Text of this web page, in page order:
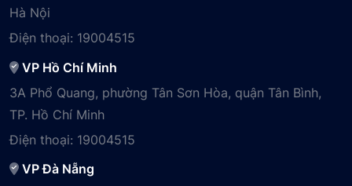
Hà Nội
Điện thoại: 19004515
VP Hồ Chí Minh
3A Phổ Quang, phường Tân Sơn Hòa, quận Tân Bình,
TP. Hồ Chí Minh
Điện thoại: 19004515
VP Đà Nẵng